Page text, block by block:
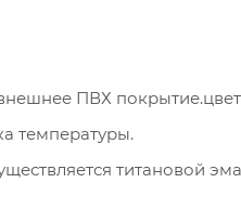
ПВХ
температуры.
титановой